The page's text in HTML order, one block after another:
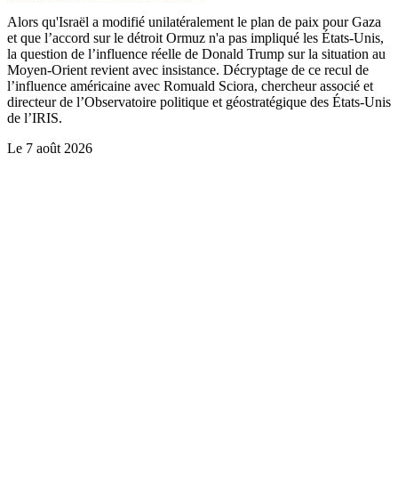
Alors qu'Israël a modifié unilatéralement le plan de paix pour Gaza
et que l’accord sur le détroit Ormuz n'a pas impliqué les États-Unis,
la question de l’influence réelle de Donald Trump sur la situation au
Moyen-Orient revient avec insistance. Décryptage de ce recul de
l’influence américaine avec Romuald Sciora, chercheur associé et
directeur de l’Observatoire politique et géostratégique des États-Unis
de l’IRIS.
Le 7 août 2026